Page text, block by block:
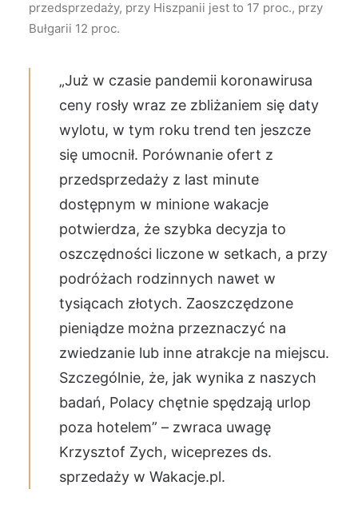
przedsprzedaży, przy Hiszpanii jest to 17 proc., przy
Bułgarii 12 proc.
„Już w czasie pandemii koronawirusa
ceny rosły wraz ze zbliżaniem się daty
wylotu, w tym roku trend ten jeszcze
się umocnił. Porównanie ofert z
przedsprzedaży z last minute
dostępnym w minione wakacje
potwierdza, że szybka decyzja to
oszczędności liczone w setkach, a przy
podróżach rodzinnych nawet w
tysiącach złotych. Zaoszczędzone
pieniądze można przeznaczyć na
zwiedzanie lub inne atrakcje na miejscu.
Szczególnie, że, jak wynika z naszych
badań, Polacy chętnie spędzają urlop
poza hotelem” – zwraca uwagę
Krzysztof Zych, wiceprezes ds.
sprzedaży w Wakacje.pl.